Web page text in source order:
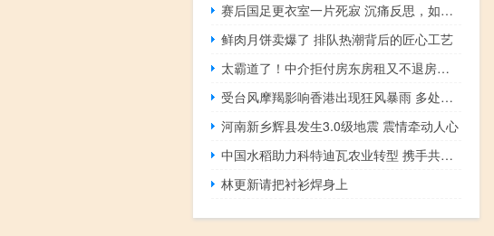
赛后国足更衣室一片死寂 沉痛反思，如何破局前行
鲜肉月饼卖爆了 排队热潮背后的匠心工艺
太霸道了！中介拒付房东房租又不退房还强迫房东修改协议
受台风摩羯影响香港出现狂风暴雨 多处公共服务暂停
河南新乡辉县发生3.0级地震 震情牵动人心
中国水稻助力科特迪瓦农业转型 携手共筑稻田梦
林更新请把衬衫焊身上